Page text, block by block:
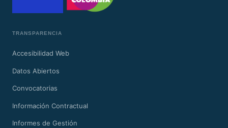
TRANSPARENCIA
Accesibilidad Web
Datos Abiertos
Convocatorias
Información Contractual
Informes de Gestión